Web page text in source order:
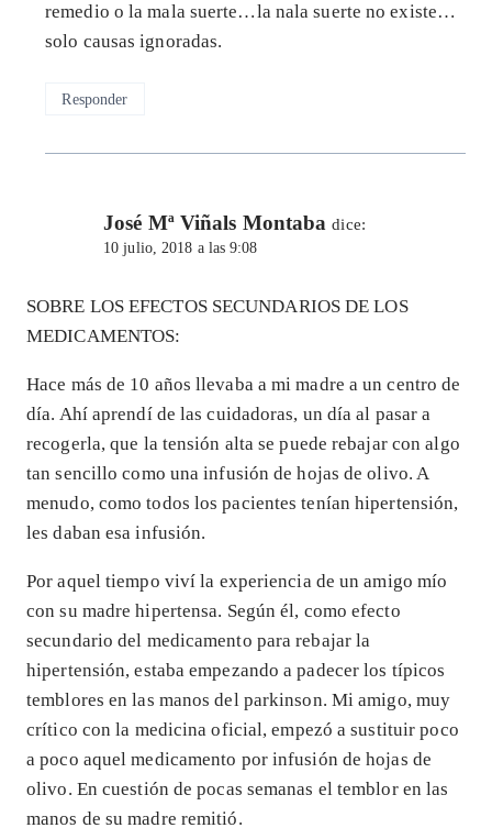
remedio o la mala suerte…la nala suerte no existe…
solo causas ignoradas.
Responder
José Mª Viñals Montaba dice:
10 julio, 2018 a las 9:08
SOBRE LOS EFECTOS SECUNDARIOS DE LOS
MEDICAMENTOS:
Hace más de 10 años llevaba a mi madre a un centro de
día. Ahí aprendí de las cuidadoras, un día al pasar a
recogerla, que la tensión alta se puede rebajar con algo
tan sencillo como una infusión de hojas de olivo. A
menudo, como todos los pacientes tenían hipertensión,
les daban esa infusión.
Por aquel tiempo viví la experiencia de un amigo mío
con su madre hipertensa. Según él, como efecto
secundario del medicamento para rebajar la
hipertensión, estaba empezando a padecer los típicos
temblores en las manos del parkinson. Mi amigo, muy
crítico con la medicina oficial, empezó a sustituir poco
a poco aquel medicamento por infusión de hojas de
olivo. En cuestión de pocas semanas el temblor en las
manos de su madre remitió.